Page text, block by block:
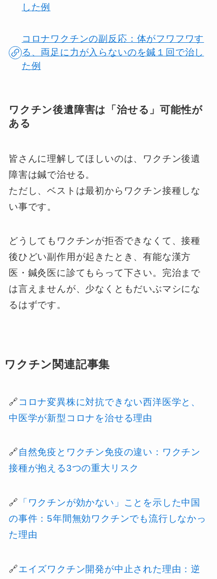
した例
コロナワクチンの副反応：体がフワフワす
る、両足に力が入らないのを鍼１回で治し
た例
ワクチン後遺障害は「治せる」可能性が
ある
皆さんに理解してほしいのは、ワクチン後遺
障害は鍼で治せる。
ただし、ベストは最初からワクチン接種しな
い事です。
どうしてもワクチンが拒否できなくて、接種
後ひどい副作用が起きたとき、有能な漢方
医・鍼灸医に診てもらって下さい。完治まで
は言えませんが、少なくともだいぶマシにな
るはずです。
ワクチン関連記事集
🔗 コロナ変異株に対抗できない西洋医学と、
中医学が新型コロナを治せる理由
🔗自然免疫とワクチン免疫の違い：ワクチン
接種が抱える3つの重大リスク
🔗 「ワクチンが効かない」ことを示した中国
の事件：5年間無効ワクチンでも流行しなかっ
た理由
🔗エイズワクチン開発が中止された理由：逆